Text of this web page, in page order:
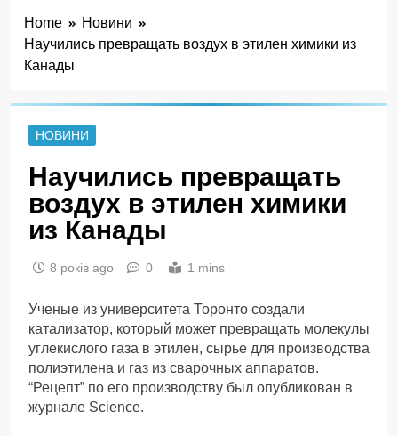
Home
Новини
Научились превращать воздух в этилен химики из
Канады
НОВИНИ
Научились превращать
воздух в этилен химики
из Канады
8 років ago 0 1 mins
Ученые из университета Торонто создали
катализатор, который может превращать молекулы
углекислого газа в этилен, сырье для производства
полиэтилена и газ из сварочных аппаратов.
“Рецепт” по его производству был опубликован в
журнале Science.